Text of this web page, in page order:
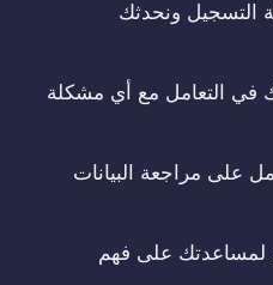
التسجيل ونحدثك
في التعامل مع أي مشكلة
على مراجعة البيانات
لمساعدتك على فهم